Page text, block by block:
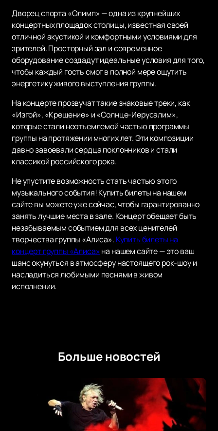
Дворец спорта «Олимп» — одна из крупнейших
концертных площадок столицы, известная своей
отличной акустикой и комфортными условиями для
зрителей. Просторный зал и современное
оборудование создадут идеальные условия для того,
чтобы каждый гость смог в полной мере ощутить
энергетику живого выступления группы.
На концерте прозвучат такие знаковые треки, как
«Изгой», «Крещение» и «Солнце-Иерусалим»,
которые стали неотъемлемой частью программы
группы на протяжении многих лет. Эти композиции
давно завоевали сердца поклонников и стали
классикой российского рока.
Не упустите возможность стать частью этого
музыкального события! Купить билеты на нашем
сайте вы можете уже сейчас, чтобы гарантированно
занять лучшие места в зале. Концерт обещает быть
незабываемым событием для всех ценителей
творчества группы «Алиса». Купить билеты на
концерт группы «Алиса»на нашем сайте — это ваш
шанс окунуться в атмосферу настоящего рок-шоу и
насладиться любимыми песнями в живом
исполнении.
Больше новостей